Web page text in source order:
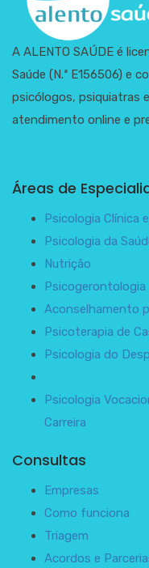
A ALENTO SAÚDE é
Saúde (N.ª E156506) e
psicólogos, psiquiatras
atendimento online e
Áreas de
Psicologia Clínica
Psicologia da
Nutrição
Psicogerontologia
Aconselhamento
Psicoterapia de
Psicologia do
Psicologia
Carreira
Consultas
Empresas
Como funciona
Triagem
Acordos e